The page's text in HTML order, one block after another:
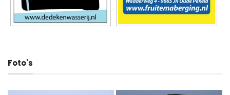
Foto's